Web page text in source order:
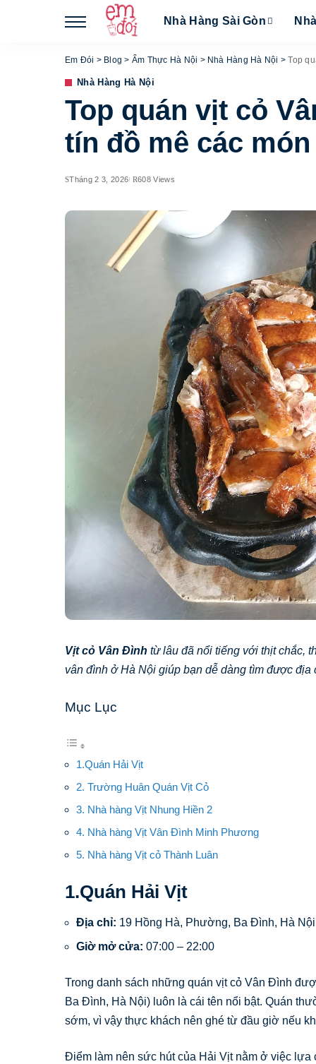
Nhà Hàng Sài Gòn
Em Đói > Blog > Ẩm Thực Hà Nội > Nhà Hàng Hà Nội >Top
Nhà Hàng Hà Nội
Top quán vịt cỏ
tín đồ mê các
Tháng 2 3, 2026 608 Views
Vịt cỏ Vân Đình từ lâu đã nổi tiếng với thịt chắc,
vân đình ở Hà Nội giúp bạn dễ dàng tìm được địa
Mục Lục
1.Quán Hải Vịt
2. Trường Huân Quán Vịt Cỏ
3. Nhà hàng Vịt Nhung Hiền 2
4. Nhà hàng Vịt Vân Đình Minh Phương
5. Nhà hàng Vịt cỏ Thành Luân
1.Quán Hải Vịt
Địa chỉ: 19 Hồng Hà, Phường, Ba Đình, Hà Nội
Giờ mở cửa: 07:00 – 22:00
Trong danh sách những quán vịt cỏ Vân Đình
Ba Đình, Hà Nội) luôn là cái tên nổi bật. Quán
sớm, vì vậy thực khách nên ghé từ đầu giờ nếu
Điểm làm nên sức hút của Hải Vịt nằm ở việc